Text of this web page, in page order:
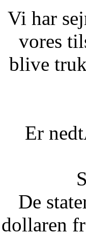
Vi har
vores
blive
Er
De
dollaren